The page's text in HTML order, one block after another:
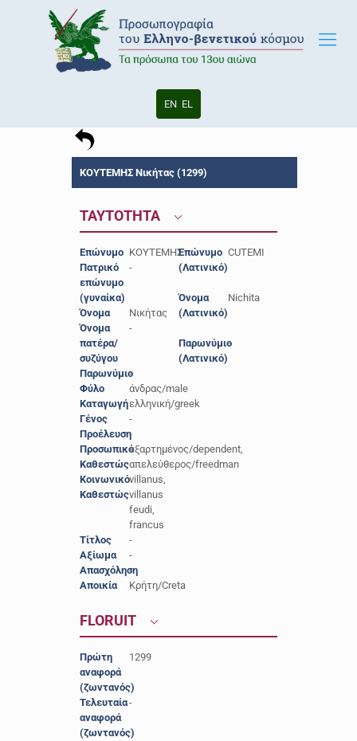
EN EL
ΚΟΥΤΕΜΗΣ Νικήτας (1299)
ΤΑΥΤΟΤΗΤΑ
Επώνυμο ΚΟΥΤΕΜΗΣ
Πατρικό
επώνυμο
(γυναίκα)
-
Όνομα
Νικήτας
Όνομα
πατέρα/
συζύγου
-
Παρωνύμιο
-
Φύλο
άνδρας/male
Καταγωγήελληνική/greek
Γένος
-
Προέλευση-
Προσωπικό
Καθεστώς
εξαρτημένος/dependent,
απελεύθερος/freedman
Κοινωνικό
Καθεστώς
villanus,
villanus
feudi,
francus
Τίτλος
-
Αξίωμα
-
Απασχόληση
-
Αποικία
Κρήτη/Creta
Επώνυμο
(Λατινικό)
CUTEMI
Όνομα
(Λατινικό)
Nichita
Παρωνύμιο
(Λατινικό)
-
FLORUIT
Πρώτη
αναφορά
(ζωντανός)
1299
Τελευταία
αναφορά
(ζωντανός)
-